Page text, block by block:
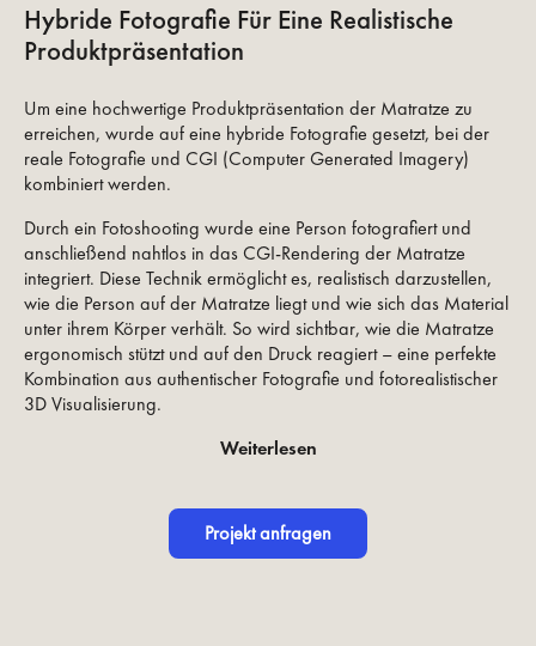
Hybride Fotografie Für Eine Realistische
Produktpräsentation
Um eine hochwertige Produktpräsentation der Matratze zu
erreichen, wurde auf eine hybride Fotografie gesetzt, bei der
reale Fotografie und CGI (Computer Generated Imagery)
kombiniert werden.
Durch ein Fotoshooting wurde eine Person fotografiert und
anschließend nahtlos in das CGI-Rendering der Matratze
integriert. Diese Technik ermöglicht es, realistisch darzustellen,
wie die Person auf der Matratze liegt und wie sich das Material
unter ihrem Körper verhält. So wird sichtbar, wie die Matratze
ergonomisch stützt und auf den Druck reagiert – eine perfekte
Kombination aus authentischer Fotografie und fotorealistischer
3D Visualisierung.
Weiterlesen
Projekt anfragen